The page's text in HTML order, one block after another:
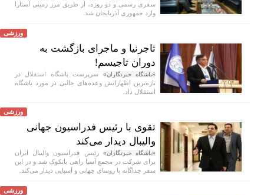
سفری رسمی و دو روزه، از طریق مرز زمینی آستارا
وارد جمهوری آذربایجان شد.
ورزشی
تاجرنیا و ماجرای بازگشت به
دوران تاجیسم!
«باشگاه خبرنگاران» سرپرست باشگاه استقلال در
تازه‌ترین اظهاراتش وعده‌های جالبی در مورد باشگاه
استقلال داد.
ورزشی
تقوی با رئیس فدراسیون جهانی
والیبال دیدار می‌کند
«باشگاه خبرنگاران» رئیس فدراسیون والیبال ایران
برای شرکت در مجمع آسیا راهی بانکوک شد و در این
سفر جداگانه با روسای جهانی و آسیایی دیدار می‌کند.
ورزشی